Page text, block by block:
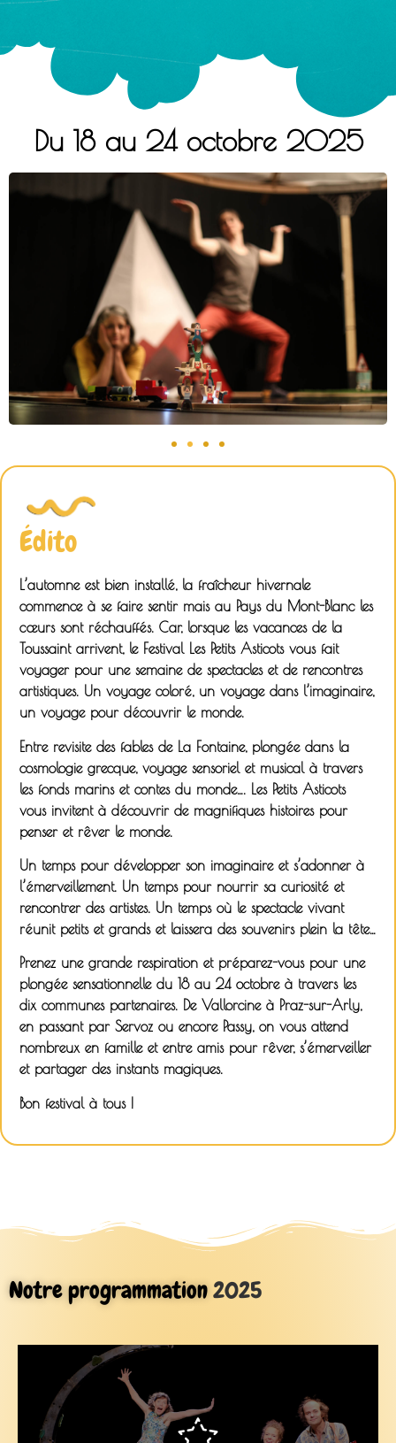
Du 18 au 24 octobre 2025
Édito
L’automne est bien installé, la fraîcheur hivernale
commence à se faire sentir mais au Pays du Mont-Blanc les
cœurs sont réchauffés. Car, lorsque les vacances de la
Toussaint arrivent, le Festival Les Petits Asticotsvous fait
voyager pour une semaine de spectacles et de rencontres
artistiques. Un voyage coloré, un voyage dans l’imaginaire,
un voyage pour découvrir le monde.
Entre revisite des fables de La Fontaine, plongée dans la
cosmologie grecque, voyage sensoriel et musical à travers
les fonds marins et contes du monde…. Les Petits Asticots
vous invitent à découvrir de magnifiques histoires pour
penser et rêver le monde.
Un temps pour développer son imaginaire et s’adonner à
l’émerveillement. Un temps pour nourrir sa curiosité et
rencontrer des artistes. Un temps où le spectacle vivant
réunit petits et grands et laissera des souvenirs plein la tête…
Prenez une grande respiration et préparez-vous pour une
plongée sensationnelle du 18 au 24 octobre à travers les
dix communes partenaires. De Vallorcine à Praz-sur-Arly,
en passant par Servoz ou encore Passy, on vous attend
nombreux en famille et entre amis pour rêver, s’émerveiller
et partager des instants magiques.
Bon festival à tous !
Notre programmation
Chamonix 14h et 17h30